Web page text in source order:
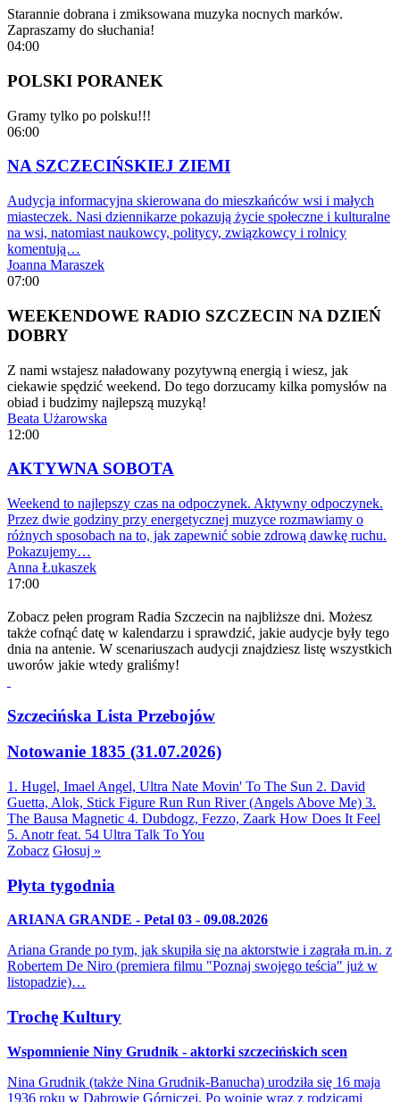
Starannie dobrana i zmiksowana muzyka nocnych marków.
Zapraszamy do słuchania!
04:00
POLSKI PORANEK
Gramy tylko po polsku!!!
06:00
NA SZCZECIŃSKIEJ ZIEMI
Audycja informacyjna skierowana do mieszkańców wsi i małych
miasteczek. Nasi dziennikarze pokazują życie społeczne i kulturalne
na wsi, natomiast naukowcy, politycy, związkowcy i rolnicy
komentują…
Joanna Maraszek
07:00
WEEKENDOWE RADIO SZCZECIN NA DZIEŃ
DOBRY
Z nami wstajesz naładowany pozytywną energią i wiesz, jak
ciekawie spędzić weekend. Do tego dorzucamy kilka pomysłów na
obiad i budzimy najlepszą muzyką!
Beata Użarowska
12:00
AKTYWNA SOBOTA
Weekend to najlepszy czas na odpoczynek. Aktywny odpoczynek.
Przez dwie godziny przy energetycznej muzyce rozmawiamy o
różnych sposobach na to, jak zapewnić sobie zdrową dawkę ruchu.
Pokazujemy…
Anna Łukaszek
17:00
Zobacz pełen program Radia Szczecin na najbliższe dni. Możesz
także cofnąć datę w kalendarzu i sprawdzić, jakie audycje były tego
dnia na antenie. W scenariuszach audycji znajdziesz listę wszystkich
uworów jakie wtedy graliśmy!
Szczecińska Lista Przebojów
Notowanie 1835 (31.07.2026)
1. Hugel, Imael Angel, Ultra Nate Movin' To The Sun 2. David
Guetta, Alok, Stick Figure Run Run River (Angels Above Me) 3.
The Bausa Magnetic 4. Dubdogz, Fezzo, Zaark How Does It Feel
5. Anotr feat. 54 Ultra Talk To You
Zobacz Głosuj »
Płyta tygodnia
ARIANA GRANDE - Petal 03 - 09.08.2026
Ariana Grande po tym, jak skupiła się na aktorstwie i zagrała m.in. z
Robertem De Niro (premiera filmu "Poznaj swojego teścia" już w
listopadzie)…
Trochę Kultury
Wspomnienie Niny Grudnik - aktorki szczecińskich scen
Nina Grudnik (także Nina Grudnik-Banucha) urodziła się 16 maja
1936 roku w Dąbrowie Górniczej. Po wojnie wraz z rodzicami